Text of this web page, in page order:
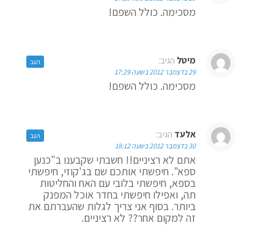
מסכימה. כולל השפם!
מיטל הגיב:
29 בדצמבר 2012 בשעה 17:29
מסכימה. כולל השפם!
הגב
אלעד הגיב:
30 בדצמבר 2012 בשעה 18:12
אתם לא רציניים!! חשבתי שקבענו ב"כנען
ספא". חיפשתי אותכם שם בג'קוזי, חיפשתי
בספא, חיפשתי בלובי עם האח והחליטות
תה, ואפילו חיפשתי בחדר אוכל המפנק
ביותר. בסוף אני צריך לגלות שהעברתם את
זה למקום אחר?? לא רציניים.
הגב